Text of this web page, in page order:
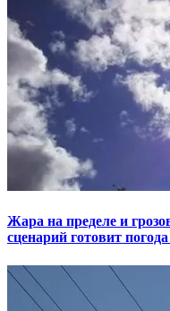
Жара на пределе и
сценарий готовит